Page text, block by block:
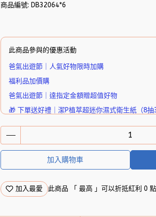
商品編號: DB32064*6
此商品參與的優惠活動
爸氣出遊節｜人氣好物限時加購
福利品加價購
爸氣出遊節｜達指定金額贈超值好物
🎁 下單送好禮｜潔P植萃超迷你濕式衛生紙（8抽3
加入購物車
加入最愛 此商品 「 最高 」可以折抵紅利 0